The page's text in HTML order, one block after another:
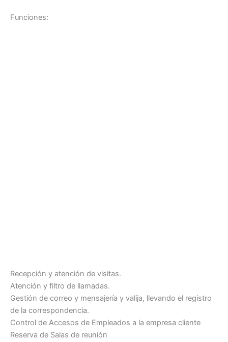
Funciones:
Recepción y atención de visitas.
Atención y filtro de llamadas.
Gestión de correo y mensajería y valija, llevando el registro
de la correspondencia.
Control de Accesos de Empleados a la empresa cliente
Reserva de Salas de reunión